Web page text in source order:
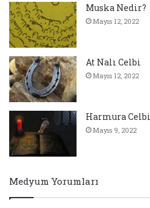
Muska Nedir?
Mayıs 12, 2022
At Nalı Celbi
Mayıs 12, 2022
Harmura Celbi
Mayıs 9, 2022
Medyum Yorumları